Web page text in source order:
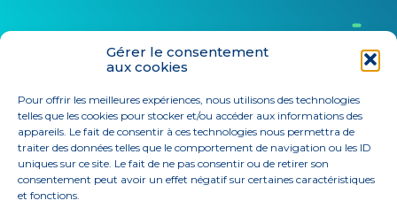
Gérer le consentement
aux cookies
Pour offrir les meilleures expériences, nous utilisons des technologies
telles que les cookies pour stocker et/ou accéder aux informations des
appareils. Le fait de consentir à ces technologies nous permettra de
traiter des données telles que le comportement de navigation ou les ID
uniques sur ce site. Le fait de ne pas consentir ou de retirer son
consentement peut avoir un effet négatif sur certaines caractéristiques
et fonctions.